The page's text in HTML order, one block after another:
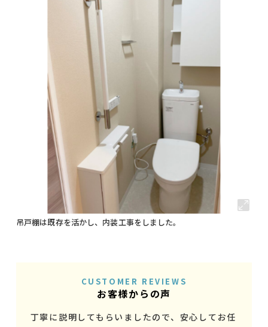
吊戸棚は既存を活かし、内装工事をしました。
CUSTOMER REVIEWS
お客様からの声
丁寧に説明してもらいましたので、安心してお任